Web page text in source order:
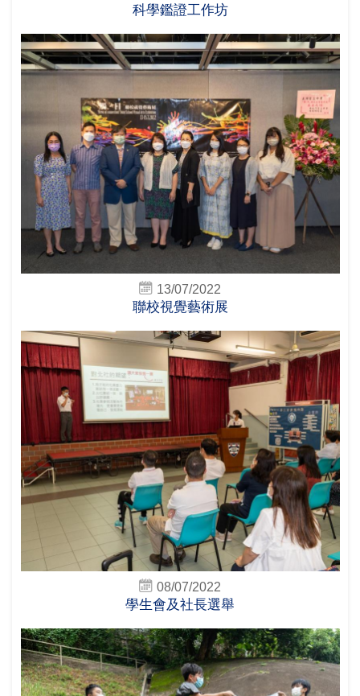
科學鑑證工作坊
13/07/2022
聯校視覺藝術展
08/07/2022
學生會及社長選舉